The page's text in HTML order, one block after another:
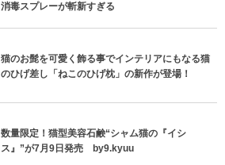
消毒スプレーが斬新すぎる
猫のお髭を可愛く飾る事でインテリアにもなる猫
のひげ差し「ねこのひげ枕」の新作が登場！
数量限定！猫型美容石鹸“シャム猫の『イシ
ス』”が7月9日発売 by9.kyuu